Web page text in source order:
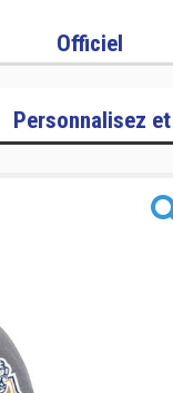
Officiel
Personnalisez